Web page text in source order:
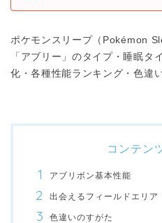
ポケモンスリープ（Pokémon
「アブリー」のタイプ・睡眠タ
化・各種性能ランキング・色違
コンテン
アブリボン基本性能
出会えるフィールドエリア
色違いのすがた